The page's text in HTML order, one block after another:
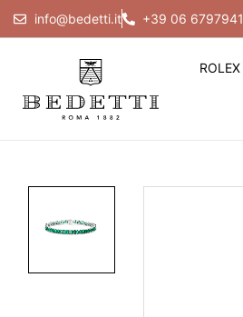
info@bedetti.it +39 06 6797941
ROLEX